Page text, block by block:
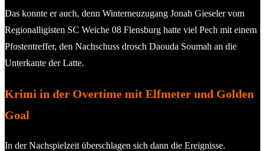
Das konnte er auch, denn Winterneuzugang Jonah Gieseler vom
Regionalligisten SC Weiche 08 Flensburg hatte viel Pech mit einem
Pfostentreffer, den Nachschuss drosch Daouda Soumah an die
Unterkante der Latte.
Krimi in der Overtime mit Elfmeter und Golden
Goal
In der Nachspielzeit überschlagen sich dann die Ereignisse.